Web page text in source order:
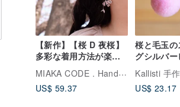
【新作】【桜 D 夜桜】
多彩な着用方法が楽し
める ハンドメイドピア
ス・イヤリング
MIAKA CODE . Handmade & Fashion
US$ 59.37
桜と毛玉
グシルバ
リング
Kallisti 手
US$ 23.17